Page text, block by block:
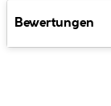
Bewertungen